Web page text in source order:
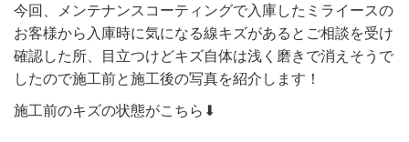
今回、メンテナンスコーティングで入庫したミライースの
お客様から入庫時に気になる線キズがあるとご相談を受け
確認した所、目立つけどキズ自体は浅く磨きで消えそうで
したので施工前と施工後の写真を紹介します！
施工前のキズの状態がこちら⬇︎